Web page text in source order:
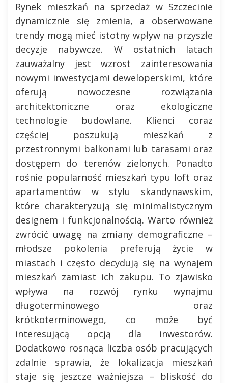
Rynek mieszkań na sprzedaż w Szczecinie
dynamicznie się zmienia, a obserwowane
trendy mogą mieć istotny wpływ na przyszłe
decyzje nabywcze. W ostatnich latach
zauważalny jest wzrost zainteresowania
nowymi inwestycjami deweloperskimi, które
oferują nowoczesne rozwiązania
architektoniczne oraz ekologiczne
technologie budowlane. Klienci coraz
częściej poszukują mieszkań z
przestronnymi balkonami lub tarasami oraz
dostępem do terenów zielonych. Ponadto
rośnie popularność mieszkań typu loft oraz
apartamentów w stylu skandynawskim,
które charakteryzują się minimalistycznym
designem i funkcjonalnością. Warto również
zwrócić uwagę na zmiany demograficzne –
młodsze pokolenia preferują życie w
miastach i często decydują się na wynajem
mieszkań zamiast ich zakupu. To zjawisko
wpływa na rozwój rynku wynajmu
długoterminowego oraz
krótkoterminowego, co może być
interesującą opcją dla inwestorów.
Dodatkowo rosnąca liczba osób pracujących
zdalnie sprawia, że lokalizacja mieszkań
staje się jeszcze ważniejsza – bliskość do